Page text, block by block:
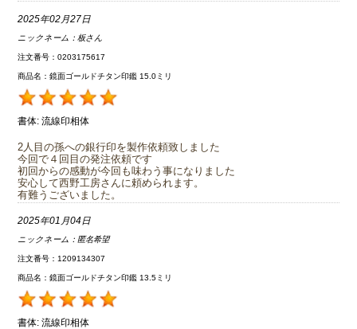
2025年02月27日
ニックネーム：板さん
注文番号：0203175617
商品名：鏡面ゴールドチタン印鑑 15.0ミリ
書体: 流線印相体
2人目の孫への銀行印を製作依頼致しました
今回で４回目の発注依頼です
初回からの感動が今回も味わう事になりました
安心して西野工房さんに頼められます。
有難うございました。
2025年01月04日
ニックネーム： 匿名希望
注文番号：1209134307
商品名：鏡面ゴールドチタン印鑑 13.5ミリ
書体: 流線印相体